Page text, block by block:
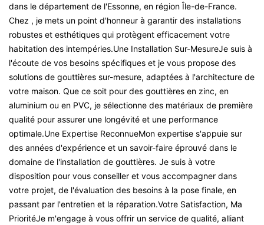
dans le département de l'Essonne, en région Île-de-France.
Chez , je mets un point d'honneur à garantir des installations
robustes et esthétiques qui protègent efficacement votre
habitation des intempéries.Une Installation Sur-MesureJe suis à
l'écoute de vos besoins spécifiques et je vous propose des
solutions de gouttières sur-mesure, adaptées à l'architecture de
votre maison. Que ce soit pour des gouttières en zinc, en
aluminium ou en PVC, je sélectionne des matériaux de première
qualité pour assurer une longévité et une performance
optimale.Une Expertise ReconnueMon expertise s'appuie sur
des années d'expérience et un savoir-faire éprouvé dans le
domaine de l'installation de gouttières. Je suis à votre
disposition pour vous conseiller et vous accompagner dans
votre projet, de l'évaluation des besoins à la pose finale, en
passant par l'entretien et la réparation.Votre Satisfaction, Ma
PrioritéJe m'engage à vous offrir un service de qualité, alliant